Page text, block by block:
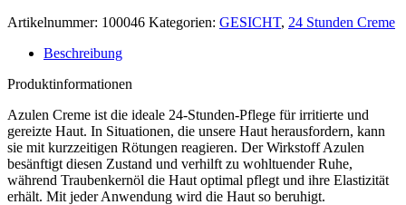
Artikelnummer: 100046 Kategorien: GESICHT, 24 Stunden Creme
Beschreibung
Produktinformationen
Azulen Creme ist die ideale 24-Stunden-Pflege für irritierte und
gereizte Haut. In Situationen, die unsere Haut herausfordern, kann
sie mit kurzzeitigen Rötungen reagieren. Der Wirkstoff Azulen
besänftigt diesen Zustand und verhilft zu wohltuender Ruhe,
während Traubenkernöl die Haut optimal pflegt und ihre Elastizität
erhält. Mit jeder Anwendung wird die Haut so beruhigt.